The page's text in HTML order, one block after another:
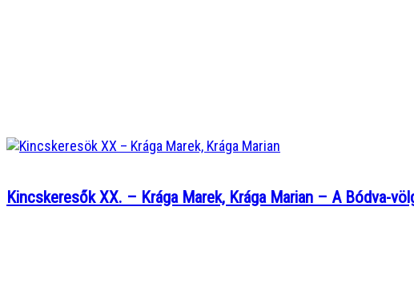
Kincskeresők XX. – Krága Marek, Krága Marian – A Bódva-